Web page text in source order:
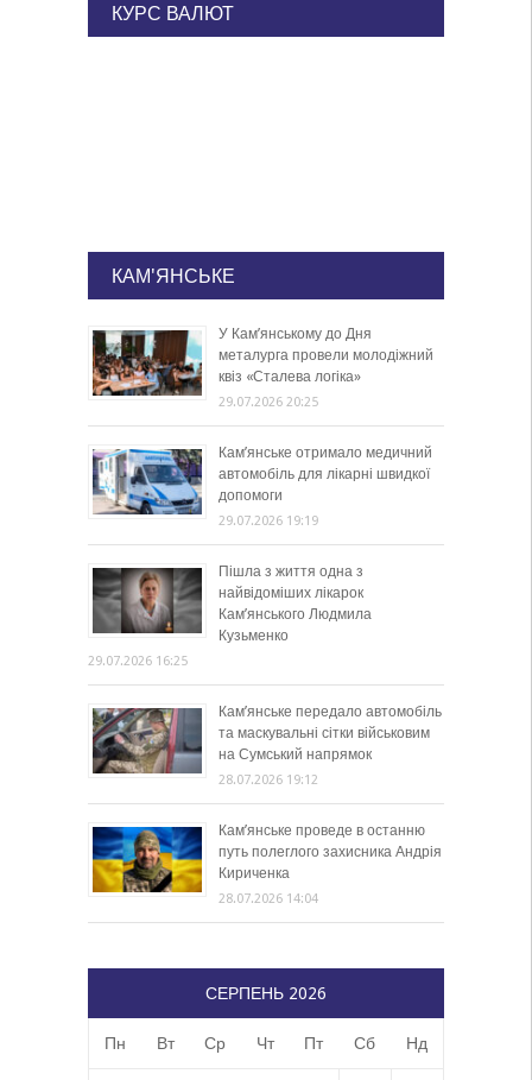
КУРС ВАЛЮТ
КАМ'ЯНСЬКЕ
У Кам’янському до Дня
металурга провели молодіжний
квіз «Сталева логіка»
29.07.2026 20:25
Кам’янське отримало медичний
автомобіль для лікарні швидкої
допомоги
29.07.2026 19:19
Пішла з життя одна з
найвідоміших лікарок
Кам’янського Людмила
Кузьменко
29.07.2026 16:25
Кам’янське передало автомобіль
та маскувальні сітки військовим
на Сумський напрямок
28.07.2026 19:12
Кам’янське проведе в останню
путь полеглого захисника Андрія
Кириченка
28.07.2026 14:04
СЕРПЕНЬ 2026
Пн Вт Ср Чт Пт Сб Нд